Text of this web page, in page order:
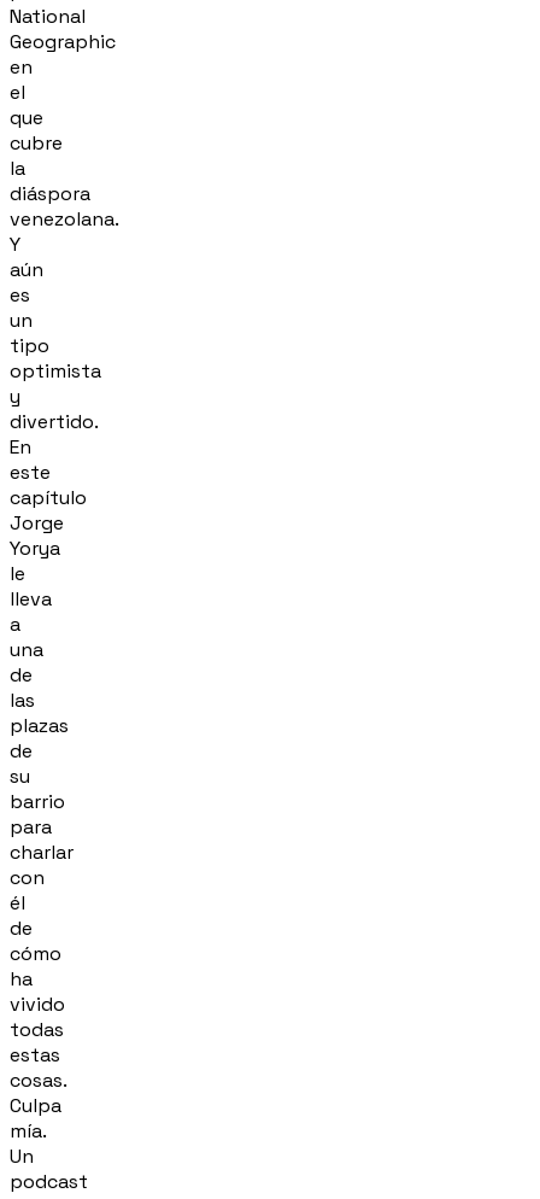
National
Geographic
en
el
que
cubre
la
diáspora
venezolana.
Y
aún
es
un
tipo
optimista
y
divertido.
En
este
capítulo
Jorge
Yorya
le
lleva
a
una
de
las
plazas
de
su
barrio
para
charlar
con
él
de
cómo
ha
vivido
todas
estas
cosas.
Culpa
mía.
Un
podcast